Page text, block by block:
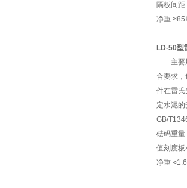
隔板间距
净重 ≈85
LD-50型
主要用
合要求，
件在雷氏
定水泥
GB/
砝码重量
值刻度板
净重